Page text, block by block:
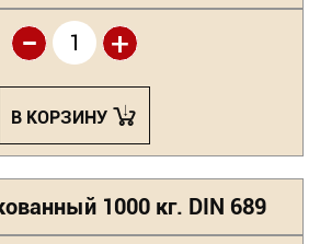
+
-
В КОРЗИНУ
1000 кг. DIN 689